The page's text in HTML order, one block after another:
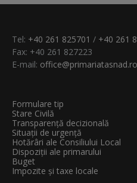
Tel: +40 261 825701 / +40 261
Fax: +40 261 827223
E-mail: office@primariatasnad.ro
Formulare tip
Stare Civilă
Transparenţă decizională
Situații de urgență
Hotărâri ale Consiliului Local
Dispoziții ale primarului
Buget
Impozite și taxe locale